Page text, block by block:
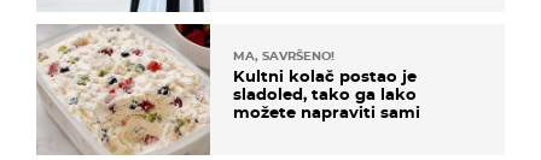
MA, SAVRŠENO!
Kultni kolač postao je
sladoled, tako ga lako
možete napraviti sami